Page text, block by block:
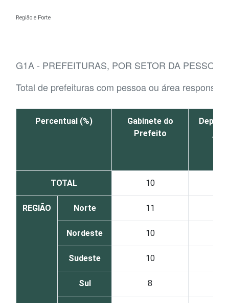
Região e Porte
G1A - PREFEITURAS, POR SETOR DA PESSOA
Total de prefeituras com pessoa ou área
Percentual (%)
Gabinete do
Prefeito
TOTAL 10
REGIÃO Norte 11
Nordeste 10
Sudeste 10
Sul 8